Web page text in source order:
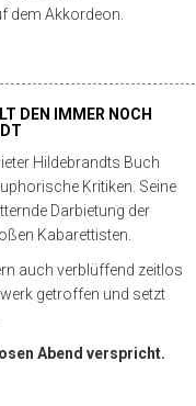
dem Akkordeon.
DEN IMMER NOCH
Hildebrandts Buch
Kritiken. Seine
Darbietung der
Kabarettisten.
auch verblüffend zeitlos
getroffen und setzt
Abend verspricht.